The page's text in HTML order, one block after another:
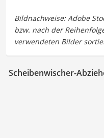
Scheibenwischer-